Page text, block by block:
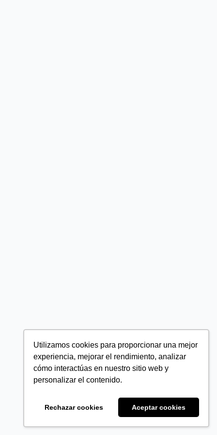
Utilizamos cookies para proporcionar una mejor
experiencia, mejorar el rendimiento, analizar
cómo interactúas en nuestro sitio web y
personalizar el contenido.
Rechazar cookies Aceptar cookies